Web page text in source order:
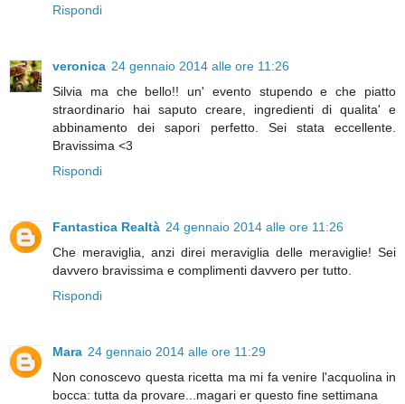
Rispondi
veronica 24 gennaio 2014 alle ore 11:26
Silvia ma che bello!! un' evento stupendo e che piatto
straordinario hai saputo creare, ingredienti di qualita' e
abbinamento dei sapori perfetto. Sei stata eccellente.
Bravissima <3
Rispondi
Fantastica Realtà 24 gennaio 2014 alle ore 11:26
Che meraviglia, anzi direi meraviglia delle meraviglie! Sei
davvero bravissima e complimenti davvero per tutto.
Rispondi
Mara 24 gennaio 2014 alle ore 11:29
Non conoscevo questa ricetta ma mi fa venire l'acquolina in
bocca: tutta da provare...magari er questo fine settimana